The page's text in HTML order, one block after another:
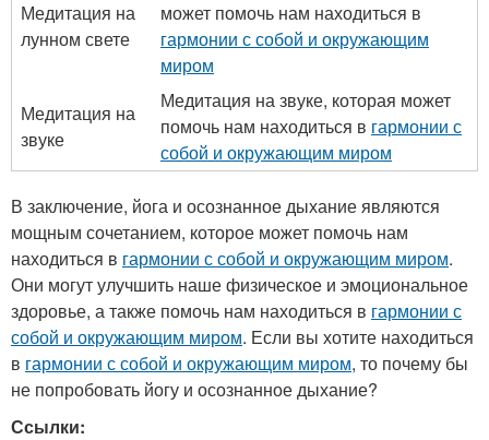
Медитация на
лунном свете
может помочь нам находиться в
гармонии с собой и окружающим
миром
Медитация на
звуке
Медитация на звуке, которая может
помочь нам находиться в гармонии с
собой и окружающим миром
В заключение, йога и осознанное дыхание являются
мощным сочетанием, которое может помочь нам
находиться в гармонии с собой и окружающим миром.
Они могут улучшить наше физическое и эмоциональное
здоровье, а также помочь нам находиться в гармонии с
собой и окружающим миром. Если вы хотите находиться
в гармонии с собой и окружающим миром, то почему бы
не попробовать йогу и осознанное дыхание?
Ссылки: